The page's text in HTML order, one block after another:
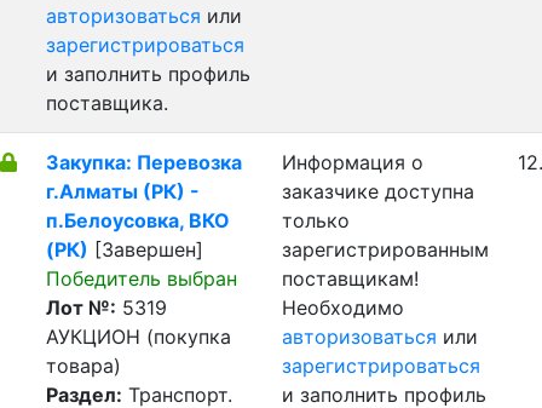
авторизоваться или
зарегистрироваться
и заполнить профиль
поставщика.
Закупка: Перевозка
г.Алматы (РК) -
п.Белоусовка, ВКО
(РК) [Завершен]
Победитель выбран
Лот №: 5319
АУКЦИОН (покупка
товара)
Раздел: Транспорт.
Информация о
заказчике доступна
только
зарегистрированным
поставщикам!
Необходимо
авторизоваться или
зарегистрироваться
и заполнить профиль